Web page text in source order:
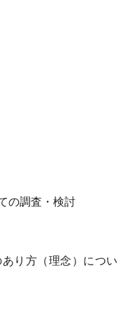
の調査・検討
り方（理念）につい